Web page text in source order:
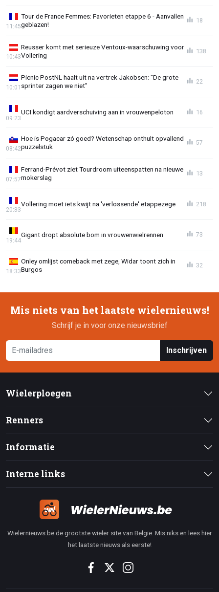
Tour de France Femmes: Favorieten etappe 6 - Aanvallen
geblazen!
11:45
18
Reusser komt met serieuze Ventoux-waarschuwing voor
Vollering
10:43
138
Picnic PostNL haalt uit na vertrek Jakobsen: "De grote
sprinter zagen we niet"
10:01
22
UCI kondigt aardverschuiving aan in vrouwenpeloton
09:23
16
Hoe is Pogacar zó goed? Wetenschap onthult opvallend
puzzelstuk
08:42
57
Ferrand-Prévot ziet Tourdroom uiteenspatten na nieuwe
mokerslag
07:57
13
Vollering moet iets kwijt na 'verlossende' etappezege
20:33
218
Gigant dropt absolute bom in vrouwenwielrennen
19:44
73
Onley omlijst comeback met zege, Widar toont zich in
Burgos
18:33
32
Mis niets van het laatste wielernieuws!
Schrijf je in voor onze nieuwsbrief
Inschrijven
Wielerploegen
Renners
Informatie
Interne links
Wielernieuws.be de grootste wieler site van Belgie. Mis niks en lees hier
het laatste nieuws als eerste!